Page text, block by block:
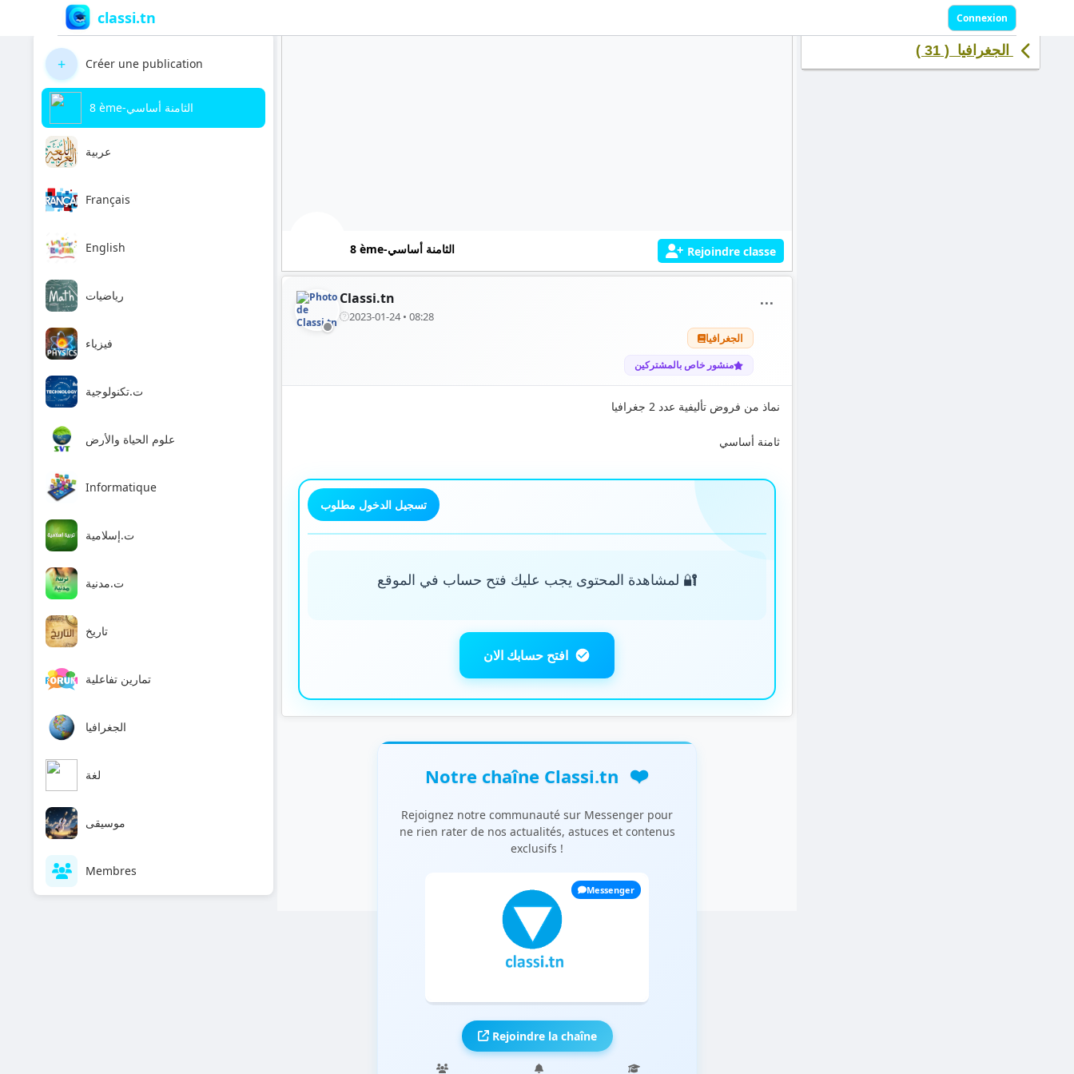
classi.tn Connexion
+ Créer une publication
8 ème-الثامنة أساسي
عربية
Français
English
رياضيات
فيزياء
ت.تكنولوجية
علوم الحياة والأرض
Informatique
ت.إسلامية
ت.مدنية
تاريخ
تمارين تفاعلية
الجغرافيا
لغة
موسيقى
Membres
8 ème-الثامنة أساسي Rejoindre classe
Classi.tn
2023-01-24 • 08:28
الجغرافيا
منشور خاص بالمشتركين
⋯
نماذ من فروض تأليفية عدد 2 جغرافيا
ثامنة أساسي
تسجيل الدخول مطلوب
🔐 لمشاهدة المحتوى يجب عليك فتح حساب في الموقع
افتح حسابك الان
Notre chaîne Classi.tn ❤️
Rejoignez notre communauté sur Messenger pour
ne rien rater de nos actualités, astuces et contenus
exclusifs !
Messenger
Rejoindre la chaîne